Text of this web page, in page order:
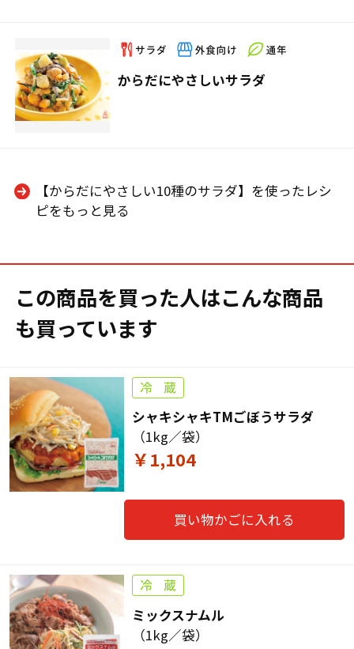
からだにやさしいサラダ
【からだにやさしい10種のサラダ】を使ったレシ
ピをもっと見る
この商品を買った人はこんな商品
も買っています
シャキシャキTMごぼうサラダ
（1kg／袋）
￥1,104
買い物かごに入れる
ミックスナムル
（1kg／袋）